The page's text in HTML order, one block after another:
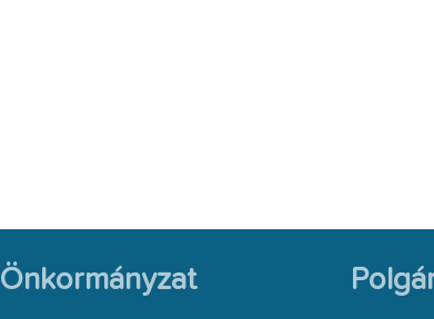
Önkormányzat